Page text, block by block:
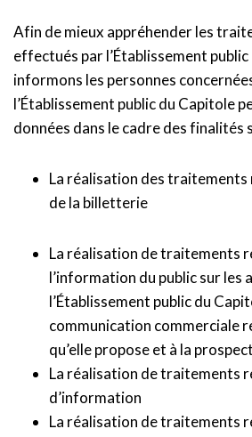
Afin de mieux appréhender les
effectués par l’Établissement
informons les personnes
l’Établissement public du Capitole
données dans le cadre des finalités
La réalisation des
de la billetterie
La réalisation de traitements
l’information du public sur les
l’Établissement public du
communication commerciale
qu’elle propose et à la
La réalisation de traitements
d’information
La réalisation de traitements